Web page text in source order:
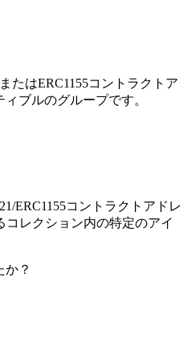
たはERC1155コントラクトア
ブルのグループです。
ERC1155コントラクトアドレ
レクション内の特定のアイ
か？